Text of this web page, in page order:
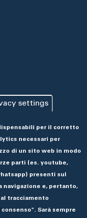
settings
per il corretto
necessari per
di un sito web in modo
parti (es. youtube,
presenti sul
navigazione e, pertanto,
tracciamento
Sarà sempre